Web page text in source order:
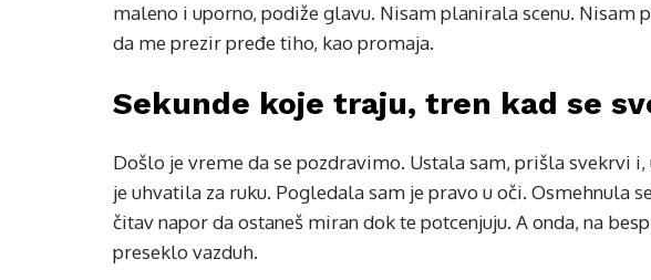
maleno i uporno, podiže glavu. Nisam planirala scenu.
da me prezir pređe tiho, kao promaja.
Sekunde koje traju, tren kad se
Došlo je vreme da se pozdravimo. Ustala sam, prišla svekrvi
je uhvatila za ruku. Pogledala sam je pravo u oči. Osmehnula
čitav napor da ostaneš miran dok te potcenjuju. A onda, na
preseklo vazduh.